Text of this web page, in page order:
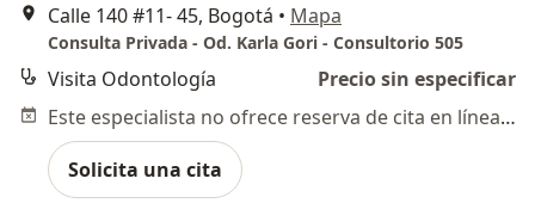
Calle 140 #11- 45, Bogotá • Mapa
Consulta Privada - Od. Karla Gori - Consultorio 505
Visita Odontología
Precio sin especificar
Este especialista no ofrece reserva de cita en línea en esta dirección.
Solicita una cita